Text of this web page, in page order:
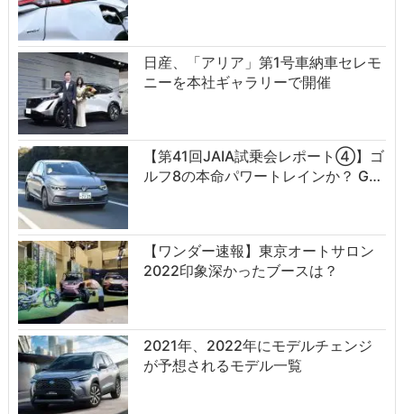
日産、「アリア」第1号車納車セレモ
ニーを本社ギャラリーで開催
【第41回JAIA試乗会レポート④】ゴ
ルフ8の本命パワートレインか？ G…
【ワンダー速報】東京オートサロン
2022印象深かったブースは？
2021年、2022年にモデルチェンジ
が予想されるモデル一覧